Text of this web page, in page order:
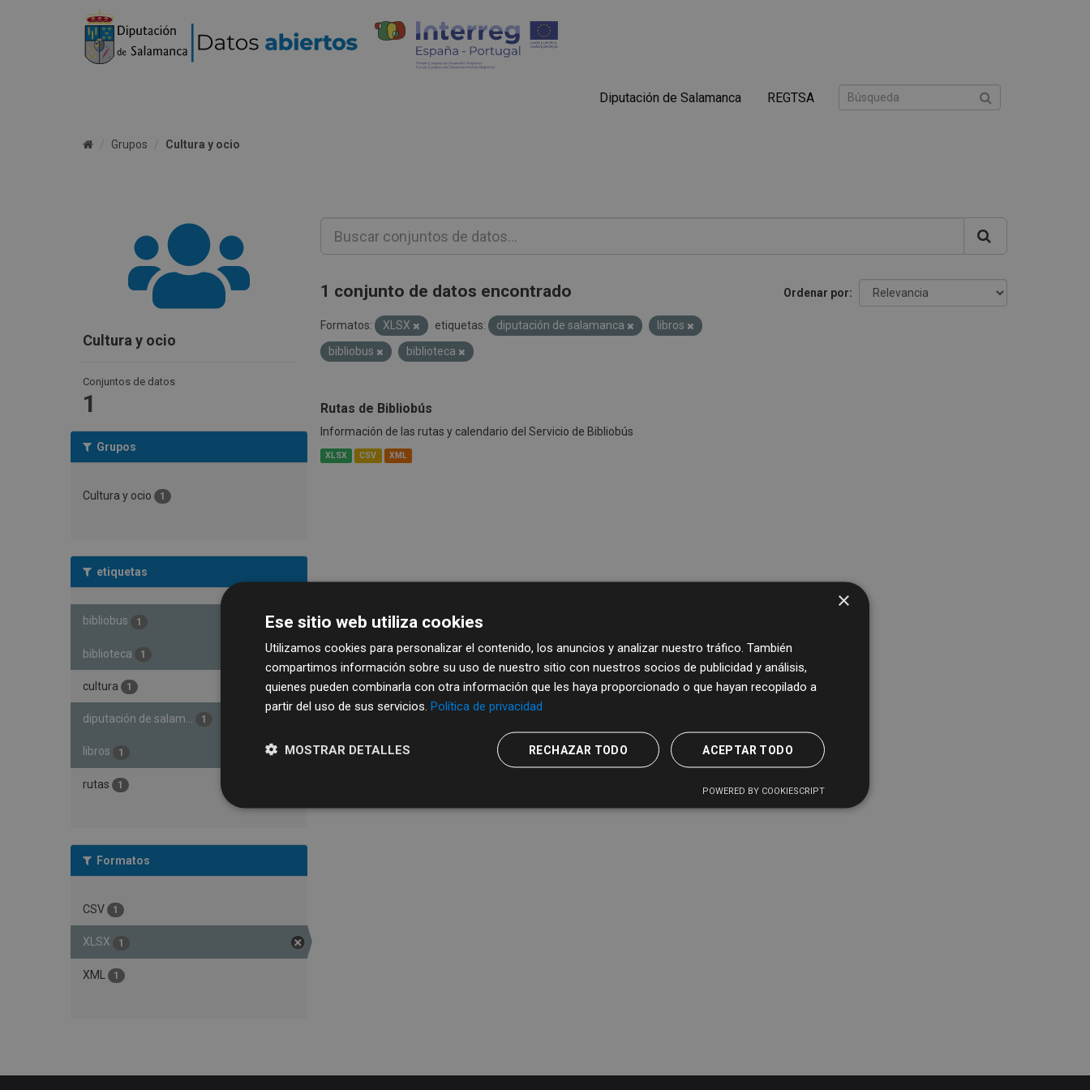
Diputación de Salamanca REGTSA
Grupos Cultura y ocio
Cultura y ocio
Conjuntos de datos
1
Grupos
Cultura y ocio 1
etiquetas
bibliobus 1
biblioteca 1
cultura 1
diputación de salam... 1
libros 1
rutas 1
Formatos
CSV 1
XLSX 1
XML 1
Ordenar por
1 conjunto de datos encontrado
Formatos: XLSX etiquetas: diputación de salamanca
libros
bibliobus
biblioteca
Rutas de Bibliobús
Información de las rutas y calendario del Servicio de Bibliobús
XLSX CSV XML
×
Ese sitio web utiliza cookies
Utilizamos cookies para personalizar el contenido, los anuncios y analizar nuestro tráfico. También
compartimos información sobre su uso de nuestro sitio con nuestros socios de publicidad y análisis,
quienes pueden combinarla con otra información que les haya proporcionado o que hayan recopilado a
partir del uso de sus servicios. Política de privacidad
ACEPTAR TODO
RECHAZAR TODO
MOSTRAR DETALLES
POWERED BY COOKIESCRIPT